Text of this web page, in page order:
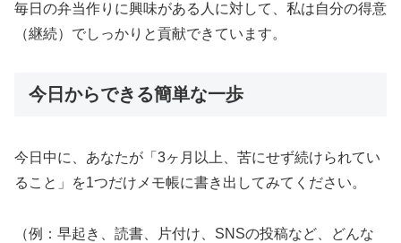
毎日の弁当作りに興味がある人に対して、私は自分の得意
（継続）でしっかりと貢献できています。
今日からできる簡単な一歩
今日中に、あなたが「3ヶ月以上、苦にせず続けられてい
ること」を1つだけメモ帳に書き出してみてください。
（例：早起き、読書、片付け、SNSの投稿など、どんな